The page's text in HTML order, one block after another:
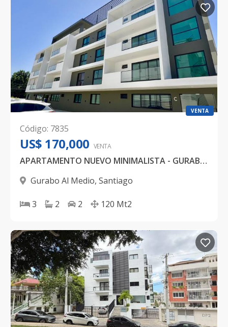
VENTA
Código: 7835
US$ 170,000 VENTA
APARTAMENTO NUEVO MINIMALISTA - GURABO - SANTIAGO
Gurabo Al Medio, Santiago
3 2 2 120 Mt2